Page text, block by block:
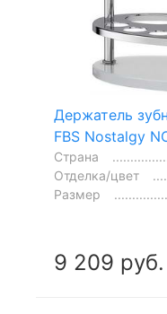
Держатель
FBS Nostalgy
Страна
Отделка/цвет
Размер
9 209 руб.